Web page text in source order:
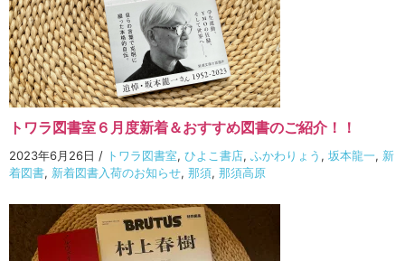
トワラ図書室６月度新着＆おすすめ図書のご紹介！！
2023年6月26日 / トワラ図書室, ひよこ書店, ふかわりょう , 坂本龍一, 新
着図書, 新着図書入荷のお知らせ, 那須, 那須高原